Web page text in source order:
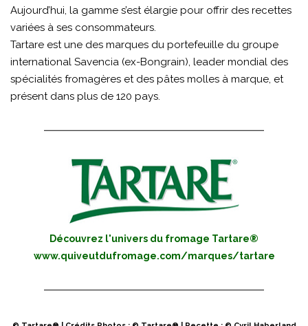
Aujourd’hui, la gamme s’est élargie pour offrir des recettes
variées à ses consommateurs.
Tartare est une des marques du portefeuille du groupe
international Savencia (ex-Bongrain), leader mondial des
spécialités fromagères et des pâtes molles à marque, et
présent dans plus de 120 pays.
Découvrez l'univers du fromage Tartare®
www.quiveutdufromage.com/marques/tartare​